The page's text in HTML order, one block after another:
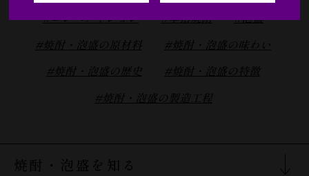
#コンペティション
#本格焼酎
#泡盛
#焼酎・泡盛の原材料
#焼酎・泡盛の味わい
#焼酎・泡盛の歴史
#焼酎・泡盛の特徴
#焼酎・泡盛の製造工程
焼酎・泡盛を知る